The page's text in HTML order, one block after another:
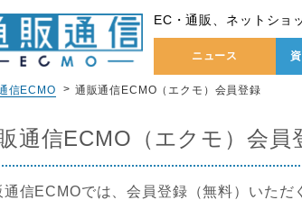
EC・通販、ネットショ
ニュース
信ECMO
通販通信ECMO（エクモ）会員登録
通信ECMO（エクモ）会員
通信ECMOでは、会員登録（無料）いただ